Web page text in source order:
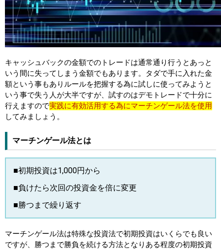
キャッシュバックの金額でのトレードは通常通り行うとあっと
いう間に失ってしまう金額でもあります。タダで手に入れた金
額という事もありルールを把握する為に試しに使ってみようと
いう事で失う人が大半ですが、試すのはデモトレードで十分に
行えますので実践に有効活用する為にマーチンゲール法を使用
してみましょう。
マーチンゲール法とは
■初期投資は1,000円から
■負けたら次回の投資金を倍に変更
■勝つまで繰り返す
マーチンゲール法は特殊な投資法で初期投資はいくらでも良い
ですが、勝つまで勝負を続ける方法となりある程度の初期投資